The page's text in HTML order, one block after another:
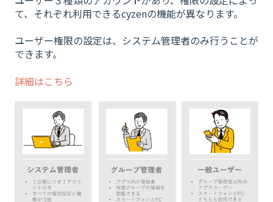
て、それぞれ利用できるcyzenの機能が異なります。
ユーザー権限の設定は、システム管理者のみ行うことが
できます。
詳細はこちら